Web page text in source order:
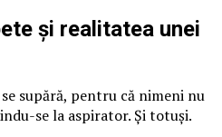
și realitatea unei
supără, pentru că nimeni nu
se la aspirator. Și totuși.